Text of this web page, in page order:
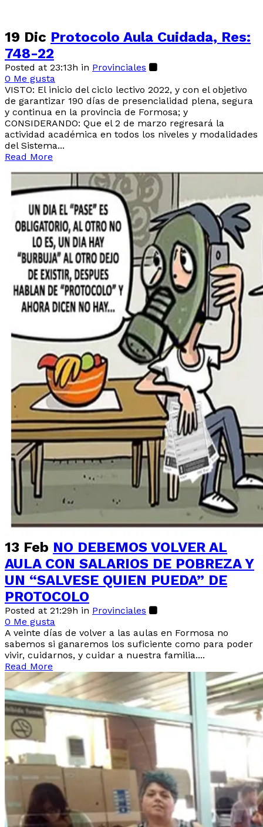
19 Dic Protocolo Aula Cuidada, Res:
748-22
Posted at 23:13h in Provinciales
0 Me gusta
VISTO: El inicio del ciclo lectivo 2022, y con el objetivo
de garantizar 190 días de presencialidad plena, segura
y continua en la provincia de Formosa; y
CONSIDERANDO: Que el 2 de marzo regresará la
actividad académica en todos los niveles y modalidades
del Sistema...
Read More
13 Feb NO DEBEMOS VOLVER AL
AULA CON SALARIOS DE POBREZA Y
UN “SALVESE QUIEN PUEDA” DE
PROTOCOLO
Posted at 21:29h in Provinciales
0 Me gusta
A veinte días de volver a las aulas en Formosa no
sabemos si ganaremos los suficiente como para poder
vivir, cuidarnos, y cuidar a nuestra familia....
Read More